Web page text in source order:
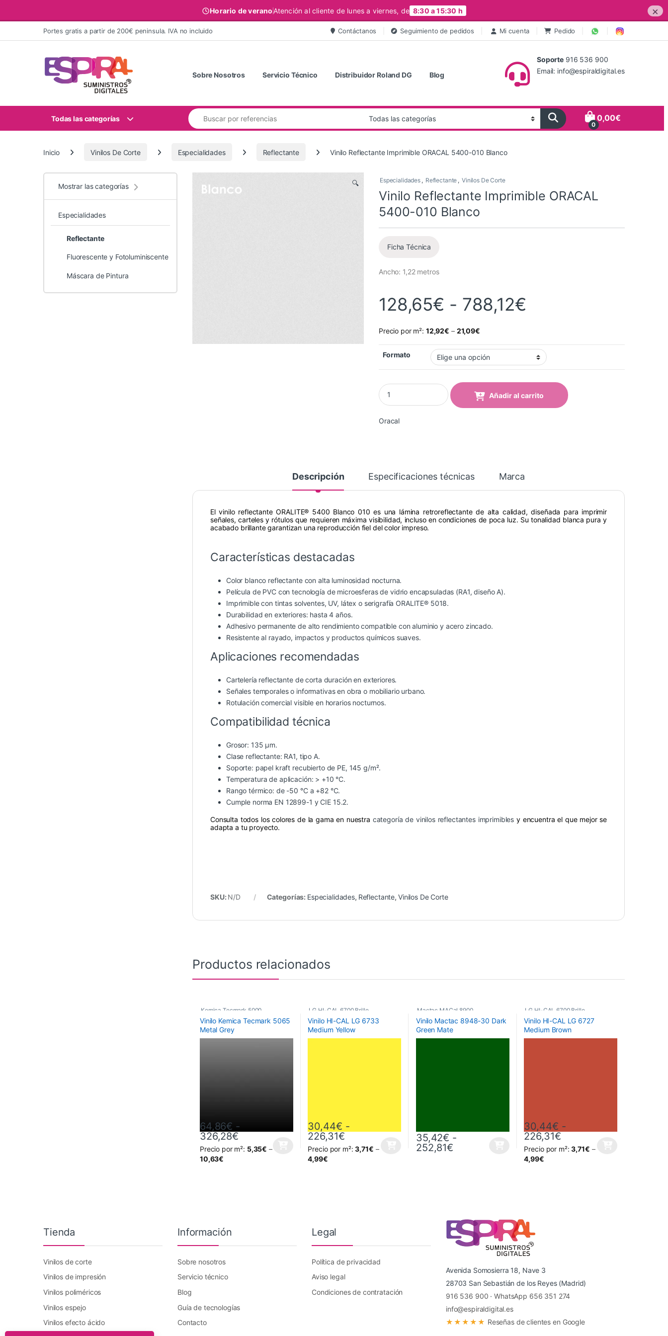
Horario de veranoAtención al cliente de lunes a viernes, de 8:30 a 15:30 h ×
Ir al contenidoPortes gratis a partir de 200€ peninsula. IVA no incluido Contáctanos Seguimiento de pedidos Mi cuenta Pedido
Sobre Nosotros Servicio Técnico Distribuidor Roland DG Blog
Soporte 916 536 900
Email: info@espiraldigital.es
Todas las categorías
Buscar:
0
0,00€
Inicio Vinilos De Corte Especialidades Reflectante Vinilo Reflectante Imprimible ORACAL 5400-010 Blanco
🔍 Especialidades , Reflectante , Vinilos De Corte
Vinilo Reflectante Imprimible ORACAL
5400-010 Blanco
Ficha Técnica
Ancho: 1,22 metros
128,65€ - 788,12€
Precio por m²: 12,92€ – 21,09€
Formato
Vinilo Reflectante Imprimible ORACAL 5400-010 Blanco quantity
Añadir al carrito
Oracal
Descripción Especificaciones técnicas Marca
El vinilo reflectante ORALITE® 5400 Blanco 010 es una lámina retroreflectante de alta calidad, diseñada para imprimir
señales, carteles y rótulos que requieren máxima visibilidad, incluso en condiciones de poca luz. Su tonalidad blanca pura y
acabado brillante garantizan una reproducción fiel del color impreso.
Características destacadas
Color blanco reflectante con alta luminosidad nocturna.
Película de PVC con tecnología de microesferas de vidrio encapsuladas (RA1, diseño A).
Imprimible con tintas solventes, UV, látex o serigrafía ORALITE® 5018.
Durabilidad en exteriores: hasta 4 años.
Adhesivo permanente de alto rendimiento compatible con aluminio y acero zincado.
Resistente al rayado, impactos y productos químicos suaves.
Aplicaciones recomendadas
Cartelería reflectante de corta duración en exteriores.
Señales temporales o informativas en obra o mobiliario urbano.
Rotulación comercial visible en horarios nocturnos.
Compatibilidad técnica
Grosor: 135 μm.
Clase reflectante: RA1, tipo A.
Soporte: papel kraft recubierto de PE, 145 g/m².
Temperatura de aplicación: > +10 °C.
Rango térmico: de -50 °C a +82 °C.
Cumple norma EN 12899-1 y CIE 15.2.
Consulta todos los colores de la gama en nuestra categoría de vinilos reflectantes imprimibles y encuentra el que mejor se
adapta a tu proyecto.
SKU: N/D Categorías: Especialidades, Reflectante, Vinilos De Corte
Productos relacionados
Kemica Tecmark 5000
Poliméricos ,Vinilos De Corte
Vinilo Kemica Tecmark 5065
Metal Grey
64,86€ -
326,28€Rango de precios: desde 64,86€ hasta 326,28€
Precio por m²: 5,35€ –
10,63€
Este producto tiene múltiples variantes. Las opciones se pueden elegir en la página de producto
LG HI-CAL 6700 Brillo
Poliméricos,Vinilos De Corte
Vinilo HI-CAL LG 6733
Medium Yellow
30,44€ -
226,31€Rango de precios: desde 30,44€ hasta 226,31€
Precio por m²:3,71€ –
4,99€
Este producto tiene múltiples variantes. Las opciones se pueden elegir en la página de producto
Mactac MACal 8900
Monoméricos, Vinilos De Corte
Vinilo Mactac 8948-30 Dark
Green Mate
35,42€ -
252,81€ Rango de precios: desde 35,42€ hasta
Este producto tiene múltiples variantes. Las opciones se pueden elegir en la
LG HI-CAL 6700 Brillo
Poliméricos,Vinilos De Corte
Vinilo HI-CAL LG 6727
Medium Brown
30,44€ -
226,31€Rango de precios:
Precio por m²:3,71€ –
4,99€
Este producto tiene múltiples variantes. Las
Mostrar las categorías
Especialidades
Reflectante
Fluorescente y Fotoluminiscente
Máscara de Pintura
Tienda
Vinilos de corte
Vinilos de impresión
Vinilos poliméricos
Vinilos espejo
Vinilos efecto ácido
Información
Sobre nosotros
Servicio técnico
Blog
Guía de tecnologías
Contacto
Legal
Política de privacidad
Aviso legal
Condiciones de contratación
Avenida Somosierra 18, Nave 3
28703 San Sebastián de los Reyes (Madrid)
916 536 900 ·WhatsApp 656 351 274
info@espiraldigital.es
★★★★★ Reseñas de clientes en Google